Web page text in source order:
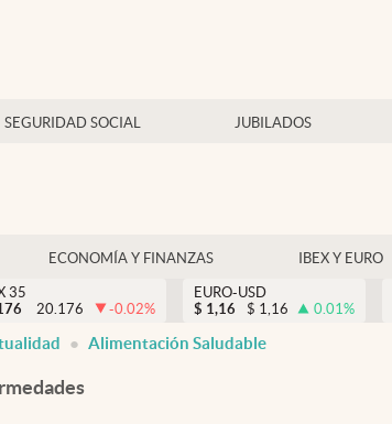
SEGURIDAD SOCIAL JUBILADOS
ECONOMÍA Y FINANZAS IBEX Y EURO
35
20.176 -0.02%
EURO-USD
$ 1,16 $ 1,16 0.01%
Alimentación Saludable